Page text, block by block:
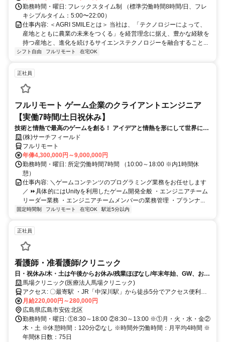
勤務時間・曜日: フレックスタイム制 （標準労働時間8時間/日、フレ
キシブルタイム：5:00〜22:00）
仕事内容: ＜AGRI SMILEとは＞ 当社は、「テクノロジーによって、
産地とともに農業の未来をつくる」を経営理念に据え、豊かな経験を
持つ産地と、進化を続けるサイエンステクノロジーを融合すること...
シフト自由 フルリモート 在宅OK
正社員
フルリモート ゲーム企業のクライアントエンジニア
【実働7時間/土日祝休み】
技術と情熱で最高のゲームを創る！ アイデアと情熱を形にして世界に送
り出そう！
(株)サーチフィールド
フルリモート
年俸4,300,000円～9,000,000円
勤務時間・曜日: 所定労働時間7時間 （10:00～18:00 ※内1時間休
憩）
仕事内容: ＼ゲームコンテンツのプログラミング業務をお任せします
／ ⏩具体的にはUnityを利用したゲーム開発全般 ・エンジニアチーム
リーダー業務 ・エンジニアチームメンバーの業務管理 ・プランナ...
固定時間制 フルリモート 在宅OK 駅近5分以内
正社員
看護師・准看護師/クリニック
日・祝休み/木・土は午後からお休み/残業ほぼなし/年末年始、GW、お盆
休み/地域のクリニック
馬場クリニック(医療法人馬場クリニック)
アクセス: 〇最寄駅 ・JR「中深川駅」から徒歩5分でアクセス便利で
す！ ・「中深川バス停」から徒歩約1分 ※交通費支給！ ※車通勤
OK！バイク通勤OK！(駐車場完備) ※駅近5分以内！
月給220,000円～280,000円
広島県広島市安佐北区
勤務時間・曜日: ①8:30～18:00 ②8:30～13:00 ※①月・火・水・金②
木・土 ※休憩時間：120分②なし ※時間外労働時間：月平均4時間 ※
年間休日数：75日